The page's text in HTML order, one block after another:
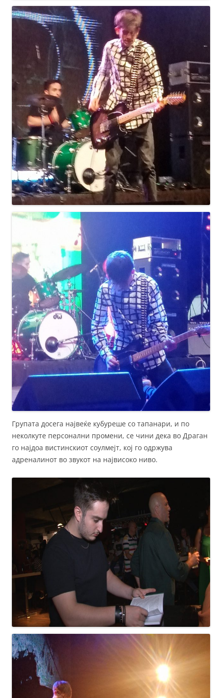
Групата досега највеќе кубуреше со тапанари, и по
неколкуте персонални промени, се чини дека во Драган
го најдоа вистинскиот соулмејт, кој го одржува
адреналинот во звукот на највисоко ниво.